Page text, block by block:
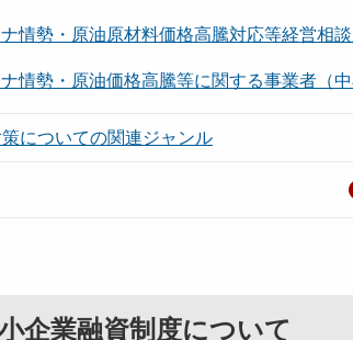
情勢・原油原材料価格高騰対応等経営相
情勢・原油価格高騰等に関する事業者（
についての関連ジャンル
企業融資制度について